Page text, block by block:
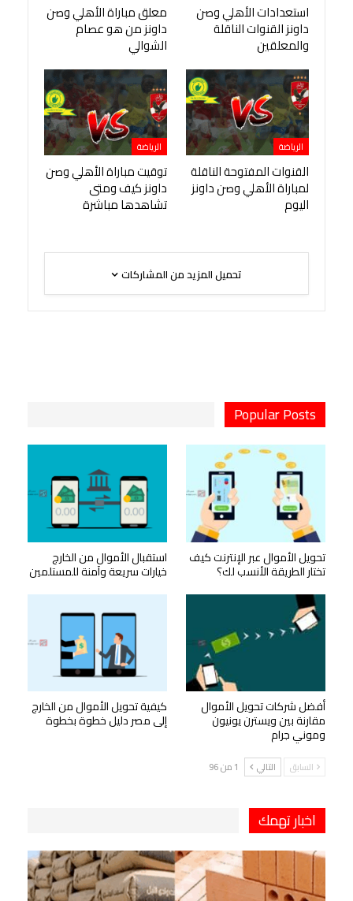
استعدادات الأهلي وصن
داونز القنوات الناقلة
والمعلقين
معلق مباراة الأهلي وصن
داونز من هو عصام
الشوالي
الرياضة
القنوات المفتوحة الناقلة
لمباراة الأهلي وصن داونز
اليوم
الرياضة
توقيت مباراة الأهلي وصن
داونز كيف ومتى
تشاهدها مباشرة
تحميل المزيد من المشاركات
Popular Posts
تحويل الأموال عبر الإنترنت كيف
تختار الطريقة الأنسب لك؟
استقبال الأموال من الخارج
خيارات سريعة وآمنة للمستلمين
أفضل شركات تحويل الأموال
مقارنة بين ويسترن يونيون
وموني جرام
كيفية تحويل الأموال من الخارج
إلى مصر دليل خطوة بخطوة
السابق التالي 1 من 96
اخبار تهمك